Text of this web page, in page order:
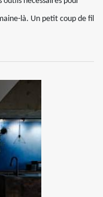
là. Un petit coup de fil